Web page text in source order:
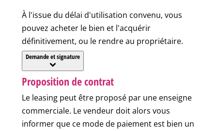
À l'issue du délai d'utilisation convenu, vous
pouvez acheter le bien et l'acquérir
définitivement, ou le rendre au propriétaire.
Demande et signature
Proposition de contrat
Le leasing peut être proposé par une enseigne
commerciale. Le vendeur doit alors vous
informer que ce mode de paiement est bien un